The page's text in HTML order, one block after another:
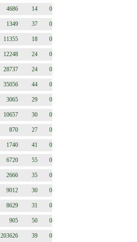
4686 14 0
1349 37 0
11355 18 0
12248 24 0
28737 24 0
35056 44 0
3065 29 0
10657 30 0
870 27 0
1740 41 0
6720 55 0
2666 35 0
9012 30 0
8629 31 0
905 50 0
203626 39 0